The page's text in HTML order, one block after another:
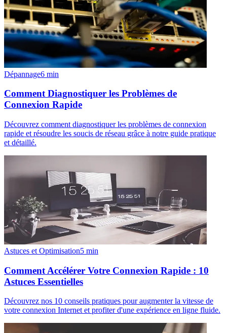
Dépannage6 min
Comment Diagnostiquer les Problèmes de
Connexion Rapide
Découvrez comment diagnostiquer les problèmes de connexion
rapide et résoudre les soucis de réseau grâce à notre guide pratique
et détaillé.
Astuces et Optimisation5 min
Comment Accélérer Votre Connexion Rapide : 10
Astuces Essentielles
Découvrez nos 10 conseils pratiques pour augmenter la vitesse de
votre connexion Internet et profiter d'une expérience en ligne fluide.